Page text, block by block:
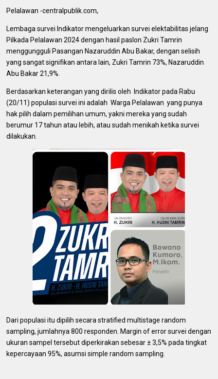
Pelalawan -centralpublik.com,
Lembaga survei Indikator mengeluarkan survei elektabilitas jelang
Pilkada Pelalawan 2024 dengan hasil paslon Zukri Tamrin
menggungguli Pasangan Nazaruddin Abu Bakar, dengan selisih
yang sangat signifikan antara lain, Zukri Tamrin 73%, Nazaruddin
Abu Bakar 21,9%.
Berdasarkan keterangan yang dirilis oleh Indikator pada Rabu
(20/11) populasi survei ini adalah Warga Pelalawan yang punya
hak pilih dalam pemilihan umum, yakni mereka yang sudah
berumur 17 tahun atau lebih, atau sudah menikah ketika survei
dilakukan.
Dari populasi itu dipilih secara stratified multistage random
sampling, jumlahnya 800 responden. Margin of error survei dengan
ukuran sampel tersebut diperkirakan sebesar ± 3,5% pada tingkat
kepercayaan 95%, asumsi simple random sampling.